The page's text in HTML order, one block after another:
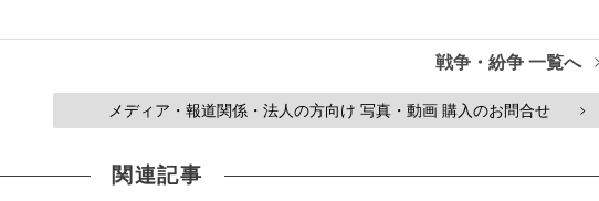
戦争・紛争 一覧へ
メディア・報道関係・法人の方向け 写真・動画 購入のお問合せ >
関連記事